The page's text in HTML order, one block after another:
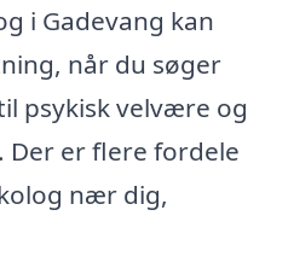
i Gadevang kan
når du søger
psykisk velvære og
Der er flere fordele
nær dig,